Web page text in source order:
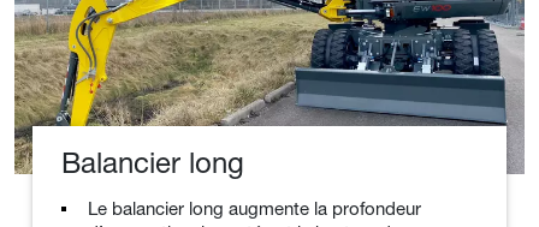
Balancier long
Le balancier long augmente la profondeur